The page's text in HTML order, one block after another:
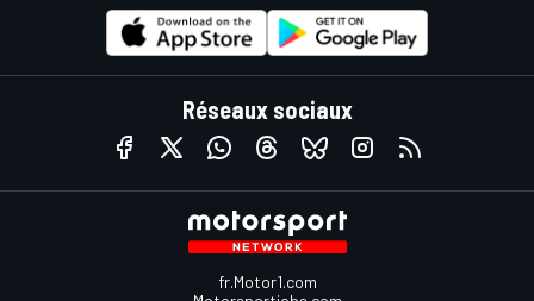
Réseaux sociaux
fr.Motor1.com